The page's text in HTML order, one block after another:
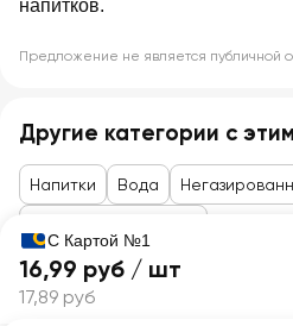
напитков.
Предложение не является публичной
Другие категории с
Напитки Вода
С Картой №1
16,99 руб / шт
17,89 руб